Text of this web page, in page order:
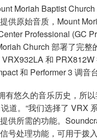
2000
仅限中国）
202
402
602
XLS 802
Only)
1000
2000
XTi 4000
（仅限中国）
1002A
XTi 2002A
6002A
Moriah Baptist
供原始音质，Mount
Professional (GC
Church 部署了完
和
和 Performer 3 调音
有悠久的音乐历史，所
道。“我们选择了 VRX
供所需的功能。
号处理功能，可用于拨